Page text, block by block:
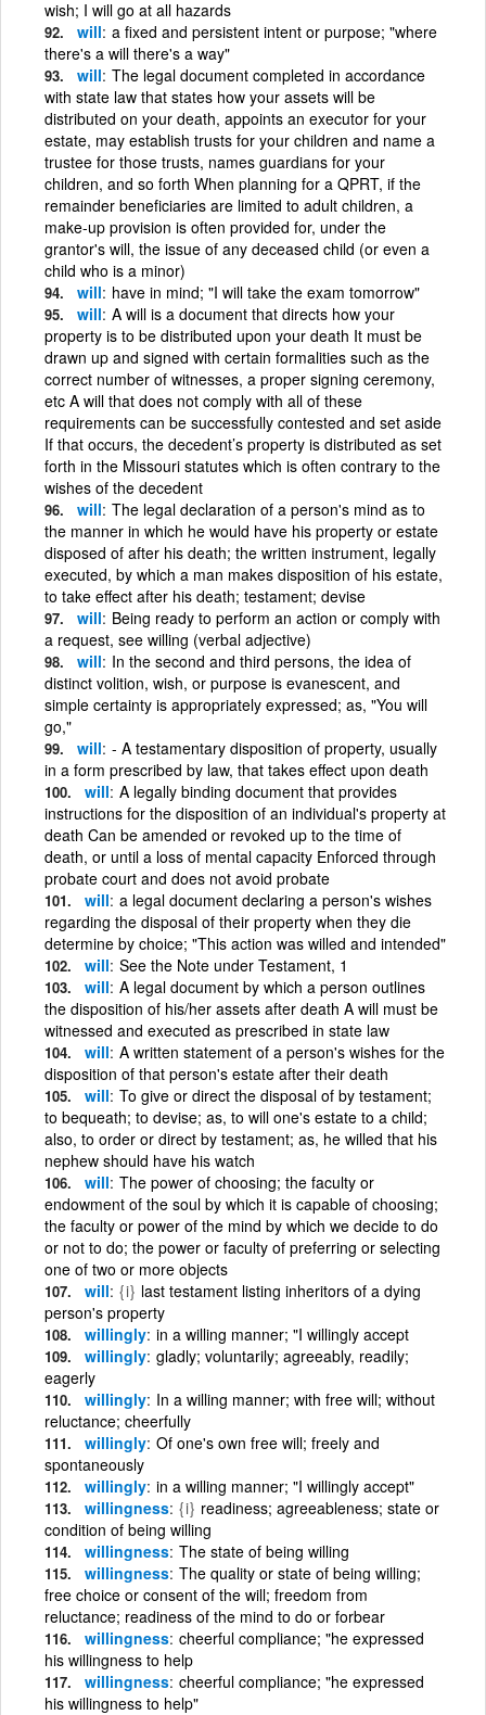
wish; I will go at all hazards
will a fixed and persistent intent or purpose; "where
there's a will there's a way"
will The legal document completed in accordance
with state law that states how your assets will be
distributed on your death, appoints an executor for your
estate, may establish trusts for your children and name a
trustee for those trusts, names guardians for your
children, and so forth When planning for a QPRT, if the
remainder beneficiaries are limited to adult children, a
make-up provision is often provided for, under the
grantor's will, the issue of any deceased child (or even a
child who is a minor)
will have in mind; "I will take the exam tomorrow"
will A will is a document that directs how your
property is to be distributed upon your death It must be
drawn up and signed with certain formalities such as the
correct number of witnesses, a proper signing ceremony,
etc A will that does not comply with all of these
requirements can be successfully contested and set aside
If that occurs, the decedent’s property is distributed as set
forth in the Missouri statutes which is often contrary to the
wishes of the decedent
will The legal declaration of a person's mind as to
the manner in which he would have his property or estate
disposed of after his death; the written instrument, legally
executed, by which a man makes disposition of his estate,
to take effect after his death; testament; devise
will Being ready to perform an action or comply with
a request, see willing (verbal adjective)
will In the second and third persons, the idea of
distinct volition, wish, or purpose is evanescent, and
simple certainty is appropriately expressed; as, "You will
go,"
will - A testamentary disposition of property, usually
in a form prescribed by law, that takes effect upon death
will A legally binding document that provides
instructions for the disposition of an individual's property at
death Can be amended or revoked up to the time of
death, or until a loss of mental capacity Enforced through
probate court and does not avoid probate
will a legal document declaring a person's wishes
regarding the disposal of their property when they die
determine by choice; "This action was willed and intended"
will See the Note under Testament, 1
will A legal document by which a person outlines
the disposition of his/her assets after death A will must be
witnessed and executed as prescribed in state law
will A written statement of a person's wishes for the
disposition of that person's estate after their death
will To give or direct the disposal of by testament;
to bequeath; to devise; as, to will one's estate to a child;
also, to order or direct by testament; as, he willed that his
nephew should have his watch
will The power of choosing; the faculty or
endowment of the soul by which it is capable of choosing;
the faculty or power of the mind by which we decide to do
or not to do; the power or faculty of preferring or selecting
one of two or more objects
will {i} last testament listing inheritors of a dying
person's property
willingly in a willing manner; "I willingly accept
willingly gladly; voluntarily; agreeably, readily;
eagerly
willingly In a willing manner; with free will; without
reluctance; cheerfully
willingly Of one's own free will; freely and
spontaneously
willingly in a willing manner; "I willingly accept"
willingness {i} readiness; agreeableness; state or
condition of being willing
willingness The state of being willing
willingness The quality or state of being willing;
free choice or consent of the will; freedom from
reluctance; readiness of the mind to do or forbear
willingness cheerful compliance; "he expressed
his willingness to help
willingness cheerful compliance; "he expressed
his willingness to help"